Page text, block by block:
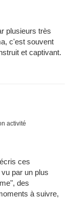
plusieurs très
c'est souvent
et captivant.
activité
ces
par un plus
des
à suivre,